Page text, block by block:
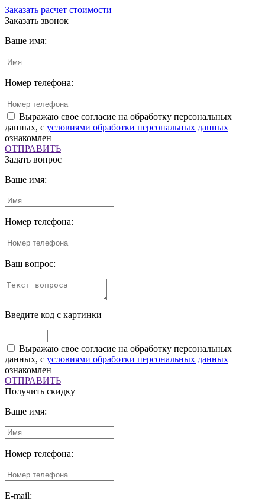
Заказать расчет стоимости
Заказать звонок
Ваше имя:
Номер телефона:
Выражаю свое согласие на обработку персональных
данных, с условиями обработки персональных данных
ознакомлен
ОТПРАВИТЬ
Задать вопрос
Ваше имя:
Номер телефона:
Ваш вопрос:
Введите код с картинки
Выражаю свое согласие на обработку персональных
данных, с условиями обработки персональных данных
ознакомлен
ОТПРАВИТЬ
Получить скидку
Ваше имя:
Номер телефона:
E-mail: